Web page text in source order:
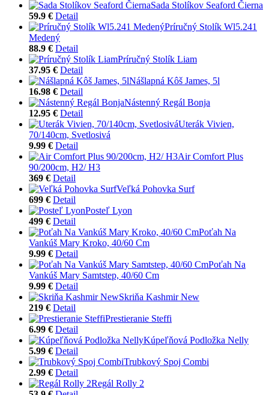
Sada Stolíkov Seaford Čierna
59.9 € Detail
Príručný Stolík Wl5.241
Medený
88.9 € Detail
Príručný Stolík Liam
37.95 € Detail
Nášlapná Kôš James, 5l
16.98 € Detail
Nástenný Regál Bonja
12.95 € Detail
Uterák Vivien,
70/140cm, Svetlosivá
9.99 € Detail
Air Comfort Plus
90/200cm, H2/ H3
369 € Detail
Veľká Pohovka Surf
699 € Detail
Posteľ Lyon
499 € Detail
Poťah Na
Vankúš Mary Kroko, 40/60 Cm
9.99 € Detail
Poťah Na
Vankúš Mary Samtstep, 40/60 Cm
9.99 € Detail
Skriňa Kashmir New
219 € Detail
Prestieranie Steffi
6.99 € Detail
Kúpeľňová Podložka Nelly
5.99 € Detail
Trubkový Spoj Combi
2.99 € Detail
Regál Rolly 2